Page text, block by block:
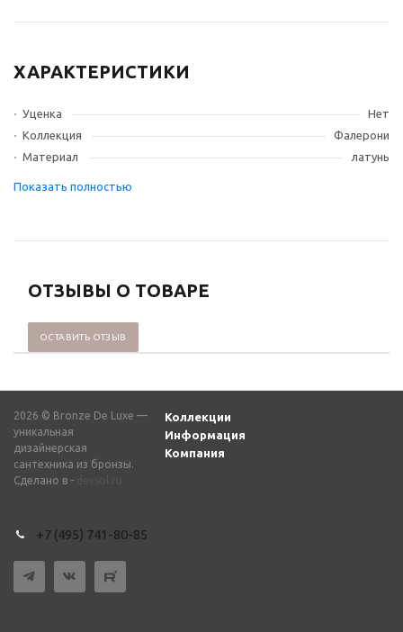
ХАРАКТЕРИСТИКИ
Уценка
Нет
Коллекция
Фалерони
Материал
латунь
ОТЗЫВЫ О ТОВАРЕ
ОСТАВИТЬ ОТЗЫВ
2026 © Bronze De Luxe —
уникальная
дизайнерская
сантехника из бронзы.
Сделано в -
Коллекции
Информация
Компания
+7 (495) 741-80-85